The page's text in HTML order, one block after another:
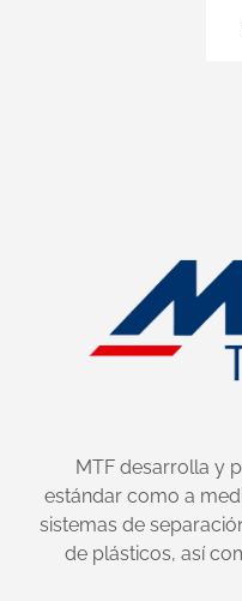
MTF desarrolla y
estándar como a
sistemas de
de plásticos, así